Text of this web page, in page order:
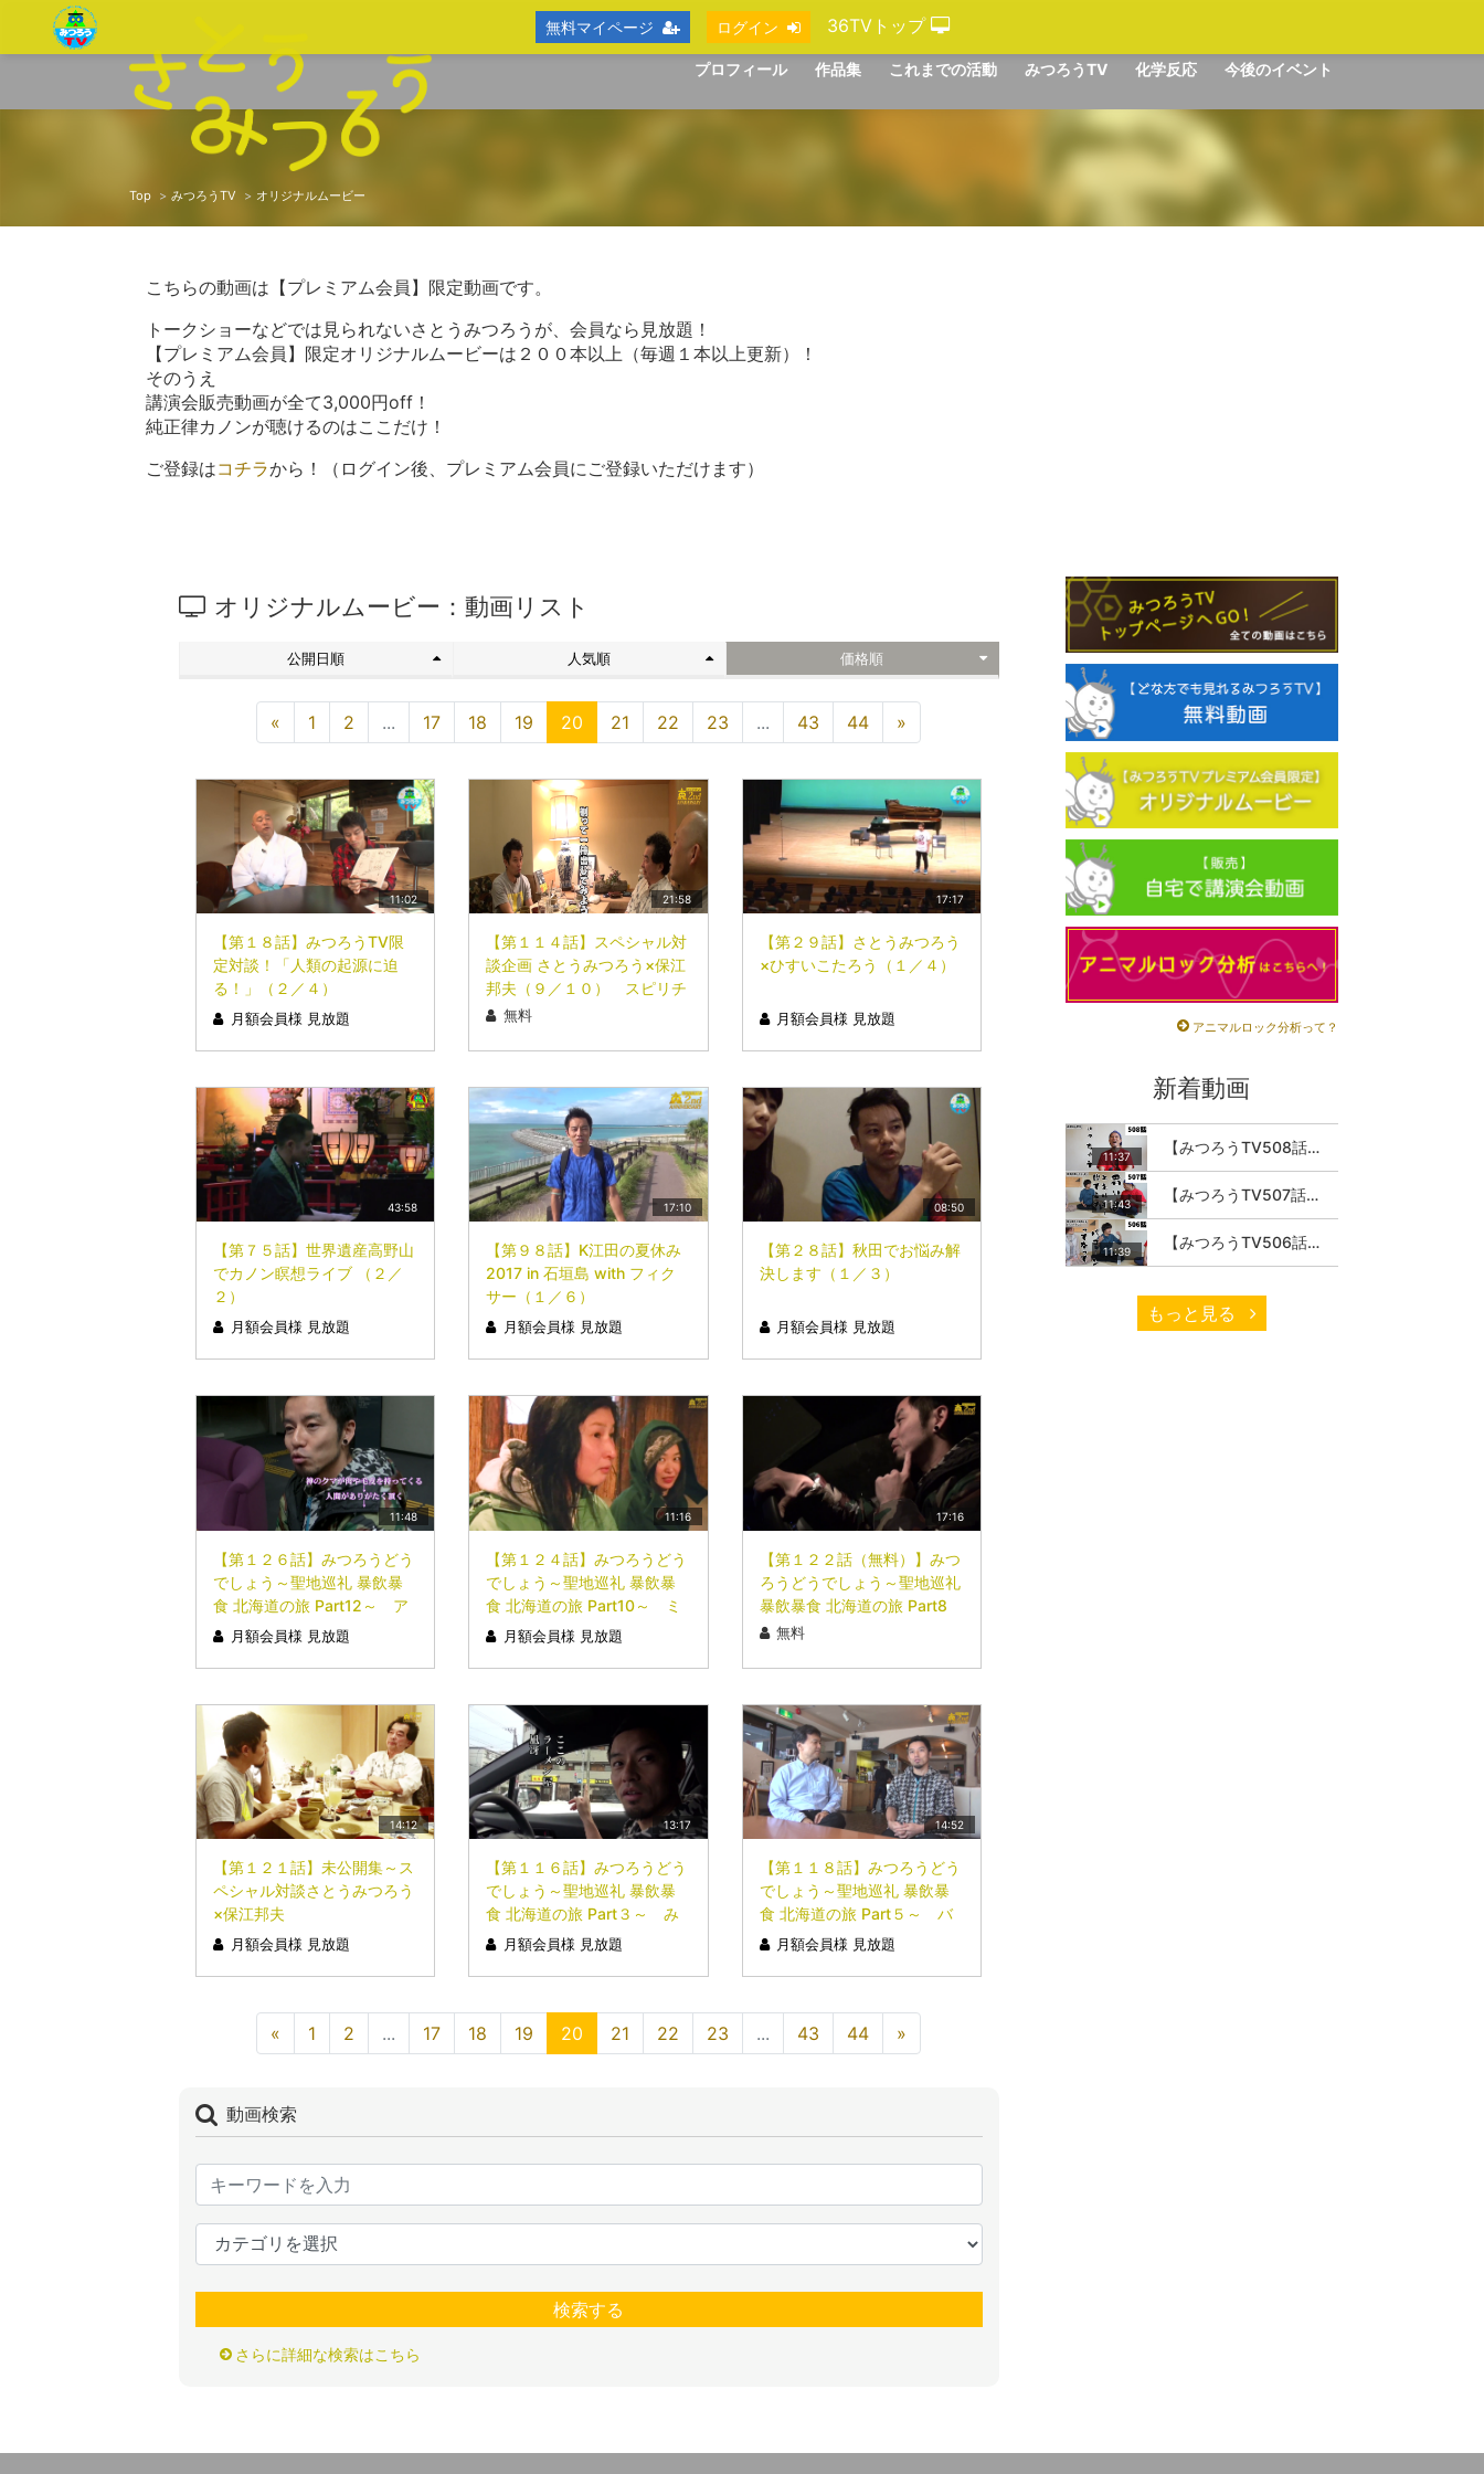
プロフィール 作品集 これまでの活動 みつろうTV 化学反応 今後のイベント
Top みつろうTV オリジナルムービー
こちらの動画は【プレミアム会員】限定動画です。
トークショーなどでは見られないさとうみつろうが、会員なら見放題！
【プレミアム会員】限定オリジナルムービーは２００本以上（毎週１本以上更新）！
そのうえ
講演会販売動画が全て3,000円off！
純正律カノンが聴けるのはここだけ！
ご登録はコチラから！（ログイン後、プレミアム会員にご登録いただけます）
オリジナルムービー：動画リスト
公開日順 人気順 価格順
« 1 2 ... 17 18 19 20 21 22 23 ... 43 44 »
11:02
【第１８話】みつろうTV限
定対談！「人類の起源に迫
る！」（２／４）
月額会員様 見放題
21:58
【第１１４話】スペシャル対
談企画 さとうみつろう×保江
邦夫（９／１０） スピリチ
ュアルの核心は毛髪？！
無料
17:17
【第２９話】さとうみつろう
×ひすいこたろう（１／４）
月額会員様 見放題
43:58
【第７５話】世界遺産高野山
でカノン瞑想ライブ （２／
２）
月額会員様 見放題
17:10
【第９８話】K江田の夏休み
2017 in 石垣島 with フィク
サー（１／６）
月額会員様 見放題
08:50
【第２８話】秋田でお悩み解
決します（１／３）
月額会員様 見放題
11:48
【第１２６話】みつろうどう
でしょう～聖地巡礼 暴飲暴
食 北海道の旅 Part12～ ア
イヌ文化を学ぼう・・・②
月額会員様 見放題
11:16
【第１２４話】みつろうどう
でしょう～聖地巡礼 暴飲暴
食 北海道の旅 Part10～ ミ
ホリーダが提唱！みつろうT
月額会員様 見放題
17:16
【第１２２話（無料）】みつ
ろうどうでしょう～聖地巡礼
暴飲暴食 北海道の旅 Part8
～ 負けられない戦いがここ
無料
14:12
【第１２１話】未公開集～ス
ペシャル対談さとうみつろう
×保江邦夫
月額会員様 見放題
13:17
【第１１６話】みつろうどう
でしょう～聖地巡礼 暴飲暴
食 北海道の旅 Part３～ み
つろう母校に帰る！
月額会員様 見放題
14:52
【第１１８話】みつろうどう
でしょう～聖地巡礼 暴飲暴
食 北海道の旅 Part５～ バ
イト先に電撃訪問した
月額会員様 見放題
« 1 2 ... 17 18 19 20 21 22 23 ... 43 44 »
動画検索
検索する
さらに詳細な検索はこちら
アニマルロック分析って？
無料マイページ ログイン 36TVトップ
新着動画
11:37 【みつろうTV508話】さとうみつろう『サトレル男塾』編④「“毎日”が変わります。楽しく」
11:43 【みつろうTV507話】さとうみつろう『サトレル男塾』編③「快楽は“自分のカラダの内側”にしかない」
11:39 【みつろうTV506話】さとうみつろう『サトレル男塾』編②「不思議な棒をお尻に…」
もっと見る